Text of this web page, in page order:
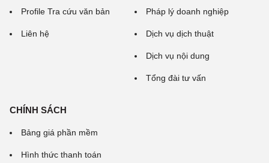
Profile Tra cứu văn bản
Liên hệ
Pháp lý doanh nghiệp
Dịch vụ dịch thuật
Dịch vụ nội dung
Tổng đài tư vấn
CHÍNH SÁCH
Bảng giá phần mềm
Hình thức thanh toán